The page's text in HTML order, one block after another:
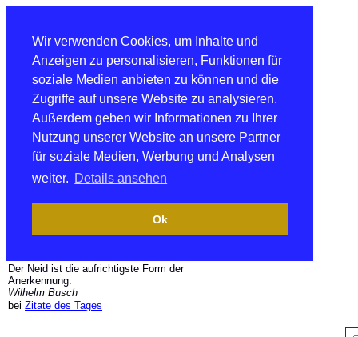
Wir verwenden Cookies, um Inhalte und
Anzeigen zu personalisieren, Funktionen für
soziale Medien anbieten zu können und die
Zugriffe auf unsere Website zu analysieren.
Außerdem geben wir Informationen zu Ihrer
Nutzung unserer Website an unsere Partner
für soziale Medien, Werbung und Analysen
weiter. Details ansehen
Ok
Der Neid ist die aufrichtigste Form der
Anerkennung.
Wilhelm Busch
bei Zitate des Tages